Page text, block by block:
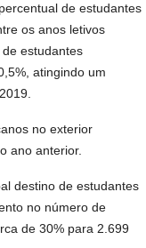
de estudantes
os anos letivos
estudantes
atingindo um
no exterior
ano anterior.
destino de estudantes
no número de
de 30% para 2.699